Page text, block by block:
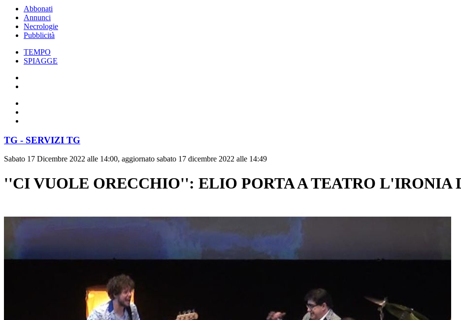
Abbonati
Annunci
Necrologie
Pubblicità
TEMPO
SPIAGGE
TG - SERVIZI TG
Sabato 17 Dicembre 2022 alle 14:00, aggiornato sabato 17 dicembre 2022 alle 14:49
''CI VUOLE ORECCHIO'': ELIO PORTA A TEATRO L'IRONIA